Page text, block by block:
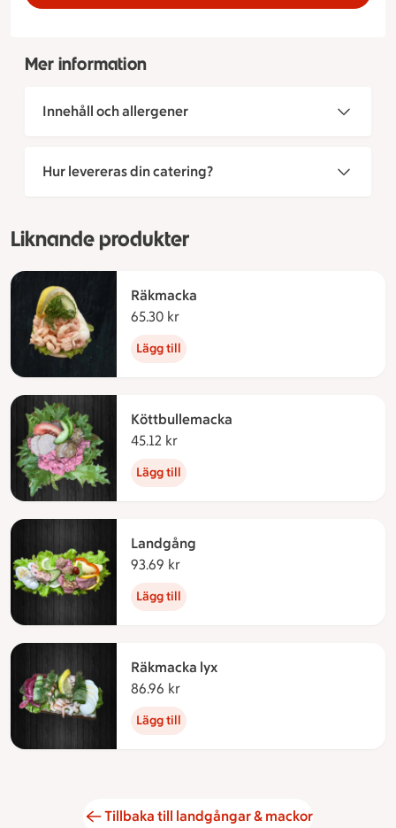
Mer information
Innehåll och allergener
Hur levereras din catering?
Liknande produkter
Räkmacka
65.30 kr
Lägg till
Köttbullemacka
45.12 kr
Lägg till
Landgång
93.69 kr
Lägg till
Räkmacka lyx
86.96 kr
Lägg till
Tillbaka till landgångar & mackor